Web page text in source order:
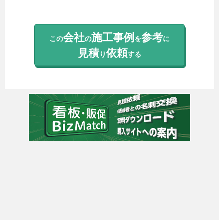
この会社の施工事例を参考に
見積り依頼する